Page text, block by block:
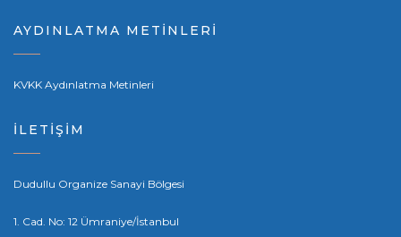
AYDINLATMA METİNLERİ
KVKK Aydınlatma Metinleri
İLETİŞİM
Dudullu Organize Sanayi Bölgesi
1. Cad. No: 12 Ümraniye/İstanbul